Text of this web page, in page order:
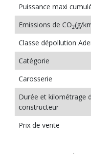
Puissance maxi
Emissions de CO2(g/
Classe dépollution
Catégorie
Carosserie
Durée et kilométrage
constructeur
Prix de vente